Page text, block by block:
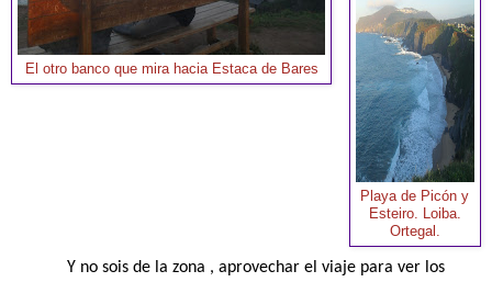
El otro banco que mira hacia Estaca de Bares
Playa de Picón y
Esteiro. Loiba.
Ortegal.
Y no sois de la zona , aprovechar el viaje para ver los